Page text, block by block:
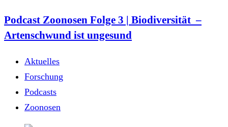
Podcast Zoonosen Folge 3 | Biodiversität –
Artenschwund ist ungesund
Aktuelles
Forschung
Podcasts
Zoonosen